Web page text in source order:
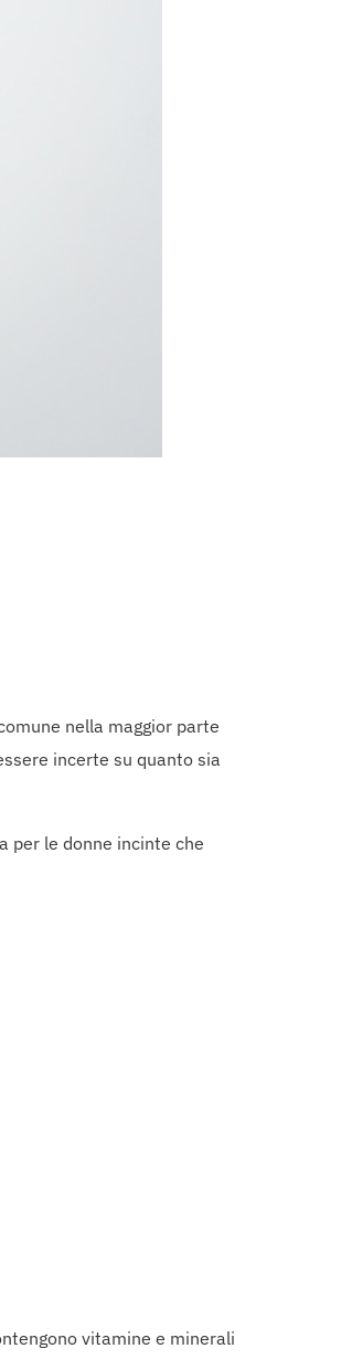
nella maggior parte
incerte su quanto sia
per le donne incinte che
vitamine e minerali